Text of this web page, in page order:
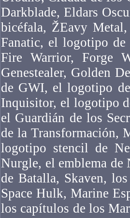
Darkblade, Eldars
bicéfala, ŽEavy
Fanatic, el logotipo
Fire Warrior, Forge
Genestealer, Golden
de GWI, el logotipo
Inquisitor, el logotipo
el Guardián de los
de la Transformación,
logotipo stencil de
Nurgle, el emblema de
de Batalla, Skaven,
Space Hulk, Marine
los capítulos de los